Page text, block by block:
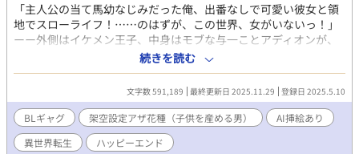
「主人公の当て馬幼なじみだった俺、出番なしで可愛い彼女と領
地でスローライフ！……のはずが、この世界、女がいないっ！」
ーー外側はイケメン王子、中身はモブな与一ことアディオンが、
のんびり領地生活を目指しているのにトラブルに巻き込まれてば
かりいる作品です。 祝！1,100,000pt越え！たくさんのいいね、
お気に入り登録、本当にありがとうございます😊皆様に愛される
作品になったこと、心から感謝いたします🥹 ※完結後もたくさん
の方に読んでいただいています🥹本当にありがとうございます🙇
他にも書いてますので、よろしくお願いします😚 「ごめん、でき
ないーー」、とベッドの上で幼なじみのイリスにふられてショッ
続きを読む
文字数 591,189 最終更新日 2025.11.29 登録日 2025.5.10
BLギャグ 架空設定アザ花種（子供を産める男）
AI挿絵あり
異世界転生
ハッピーエンド